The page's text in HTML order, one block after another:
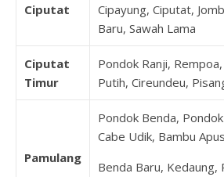
Ciputat
Cipayung, Ciputat,
Baru, Sawah Lama
Ciputat
Timur
Pondok Ranji,
Putih, Cireundeu,
Pamulang
Pondok Benda,
Cabe Udik, Bambu
Benda Baru, Kedaung,